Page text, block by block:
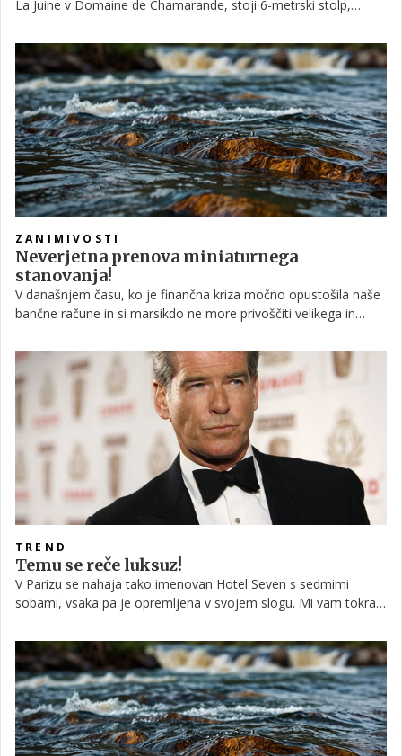
La Juine v Domaine de Chamarande, stoji 6-metrski stolp,
pedal. Konstrukcija je prava atrakcija in bo za javnost odprta do
1. novembra letos.
ZANIMIVOSTI
Neverjetna prenova miniaturnega
stanovanja!
V današnjem času, ko je finančna kriza močno opustošila naše
bančne račune in si marsikdo ne more privoščiti velikega in
ustvarili čim bolj udobna in predvsem funkcionalna stanovanja
na čim manjših površinah. In ena zadnjih arhitekturnih
mojstrovin dobesedno zmaga. Preverite!
TREND
Temu se reče luksuz!
V Parizu se nahaja tako imenovan Hotel Seven s sedmimi
sobami, vsaka pa je opremljena v svojem slogu. Mi vam tokrat
Jamesa Bonda. Le kdo si ne bi želel takšnega luksuza, zdi se
namreč, kot bi vstopil v drug svet, a je potrebno kar globoko
seči v žep, če bi želeli tam prenočiti; cene nočitve se namreč
gibljejo okoli 400 evrov.